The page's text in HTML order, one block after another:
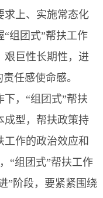
求上、实施常态化
组团式”帮扶工作
艰巨性长期性，进
任感使命感。
，“组团式”帮扶
成型，帮扶政策持
作的政治效应和
“组团式”帮扶工作
”阶段，要紧紧围绕